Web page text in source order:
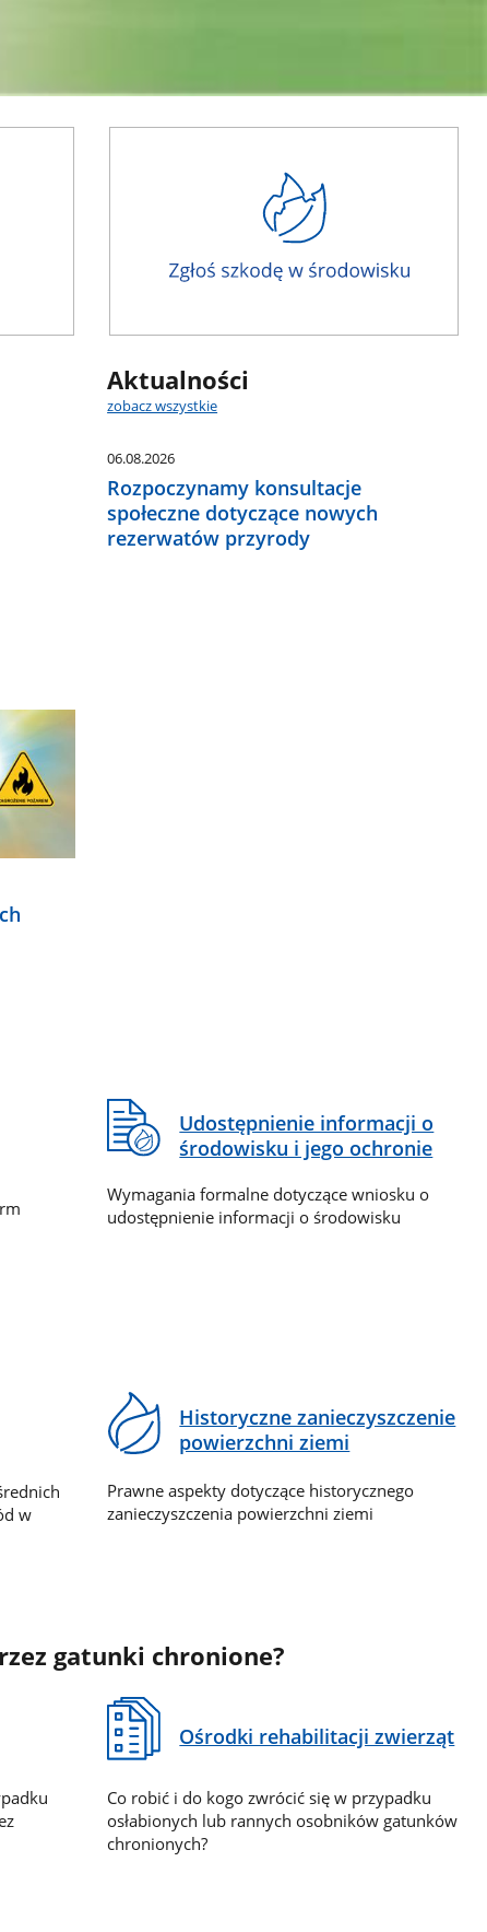
Aktualności
zobacz wszystkie
06.08.2026
Rozpoczynamy konsultacje
społeczne dotyczące nowych
rezerwatów przyrody
Udostępnienie informacji o
środowisku i jego ochronie
Wymagania formalne dotyczące wniosku o
udostępnienie informacji o środowisku
w
Historyczne zanieczyszczenie
powierzchni ziemi
Prawne aspekty dotyczące historycznego
zanieczyszczenia powierzchni ziemi
gatunki chronione?
Ośrodki rehabilitacji zwierząt
Co robić i do kogo zwrócić się w przypadku
osłabionych lub rannych osobników gatunków
chronionych?